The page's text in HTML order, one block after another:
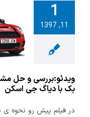
1
11, 1397و حل
ناقص
مینی هاچ
جی اسکن
ویدئو:بررسی و حل
بک با دیاگ جی اسکن